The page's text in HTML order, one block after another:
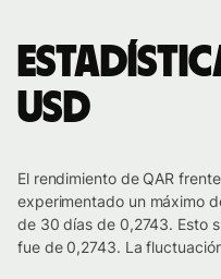
USD
El rendimiento de QAR
experimentado un máximo
de 30 días de 0,2743. Esto
fue de 0,2743. La